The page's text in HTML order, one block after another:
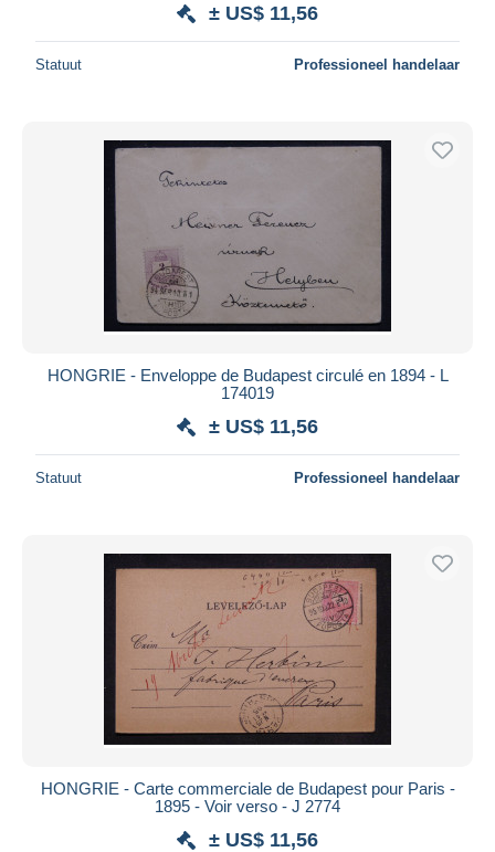
± US$ 11,56
Statuut Professioneel handelaar
HONGRIE - Enveloppe de Budapest circulé en 1894 - L
174019
± US$ 11,56
Statuut Professioneel handelaar
HONGRIE - Carte commerciale de Budapest pour Paris -
1895 - Voir verso - J 2774
± US$ 11,56